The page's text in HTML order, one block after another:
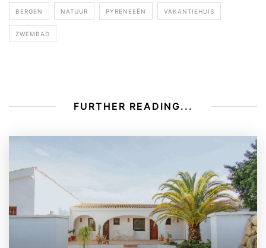
BERGEN NATUUR PYRENEEËN VAKANTIEHUIS
ZWEMBAD
FURTHER READING...